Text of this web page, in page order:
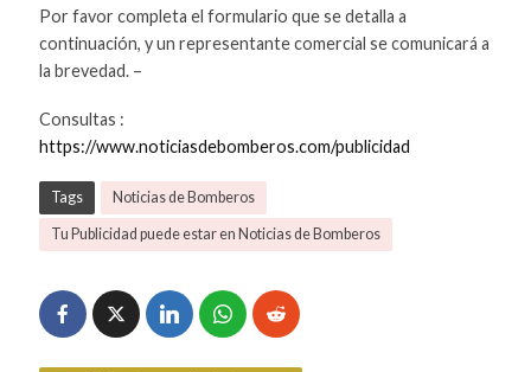
Por favor completa el formulario que se detalla a
continuación, y un representante comercial se comunicará a
la brevedad. –
Consultas :
https://www.noticiasdebomberos.com/publicidad
Tags Noticias de Bomberos
Tu Publicidad puede estar en Noticias de Bomberos